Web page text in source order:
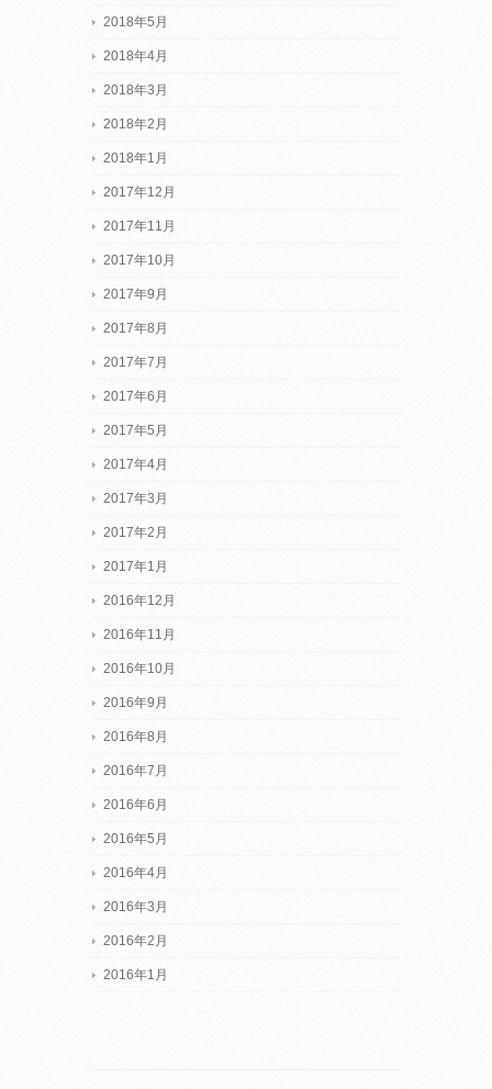
2018年5月
2018年4月
2018年3月
2018年2月
2018年1月
2017年12月
2017年11月
2017年10月
2017年9月
2017年8月
2017年7月
2017年6月
2017年5月
2017年4月
2017年3月
2017年2月
2017年1月
2016年12月
2016年11月
2016年10月
2016年9月
2016年8月
2016年7月
2016年6月
2016年5月
2016年4月
2016年3月
2016年2月
2016年1月